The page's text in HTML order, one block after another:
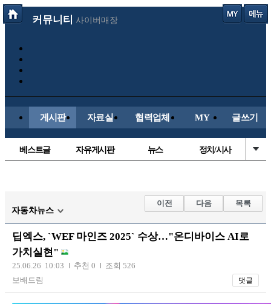
커뮤니티 사이버매장
게시판 자료실 협력업체 MY 글쓰기
베스트글 자유게시판 뉴스 정치/시사
해외축구
국내축구
자동차뉴스
이전 다음 목록
딥엑스, `WEF 마인즈 2025` 수상…"온디바이스 AI로
가치실현"
25.06.26 10:03 추천 0
조회 526
보배드림
댓글